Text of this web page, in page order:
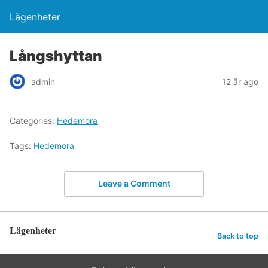
Lägenheter
Långshyttan
admin 12 år ago
Categories: Hedemora
Tags: Hedemora
Leave a Comment
Lägenheter Back to top